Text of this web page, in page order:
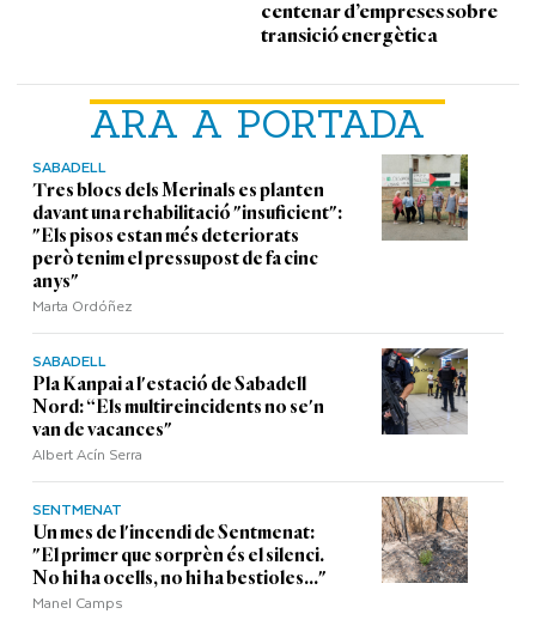
ARA A PORTADA
SABADELL
Tres blocs dels Merinals es planten
davant una rehabilitació "insuficient":
"Els pisos estan més deteriorats
però tenim el pressupost de fa cinc
anys"
Marta Ordóñez
SABADELL
Pla Kanpai a l'estació de Sabadell
Nord: “Els multireincidents no se'n
van de vacances"
Albert Acín Serra
SENTMENAT
Un mes de l'incendi de Sentmenat:
"El primer que sorprèn és el silenci.
No hi ha ocells, no hi ha bestioles..."
Manel Camps
centenar d’empreses sobre
transició energètica